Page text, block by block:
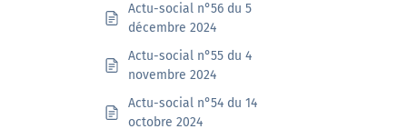
Actu-social n°56 du 5
décembre 2024
Actu-social n°55 du 4
novembre 2024
Actu-social n°54 du 14
octobre 2024